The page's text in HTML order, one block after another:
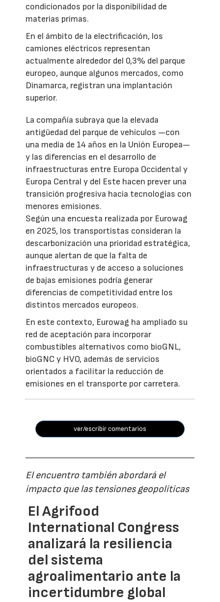
condicionados por la disponibilidad de
materias primas.
En el ámbito de la electrificación, los
camiones eléctricos representan
actualmente alrededor del 0,3% del parque
europeo, aunque algunos mercados, como
Dinamarca, registran una implantación
superior.
La compañía subraya que la elevada
antigüedad del parque de vehículos —con
una media de 14 años en la Unión Europea—
y las diferencias en el desarrollo de
infraestructuras entre Europa Occidental y
Europa Central y del Este hacen prever una
transición progresiva hacia tecnologías con
menores emisiones.
Según una encuesta realizada por Eurowag
en 2025, los transportistas consideran la
descarbonización una prioridad estratégica,
aunque alertan de que la falta de
infraestructuras y de acceso a soluciones
de bajas emisiones podría generar
diferencias de competitividad entre los
distintos mercados europeos.
En este contexto, Eurowag ha ampliado su
red de aceptación para incorporar
combustibles alternativos como bioGNL,
bioGNC y HVO, además de servicios
orientados a facilitar la reducción de
emisiones en el transporte por carretera.
ver/escribir comentarios
El encuentro también abordará el
impacto que las tensiones geopolíticas
El Agrifood
International Congress
analizará la resiliencia
del sistema
agroalimentario ante la
incertidumbre global